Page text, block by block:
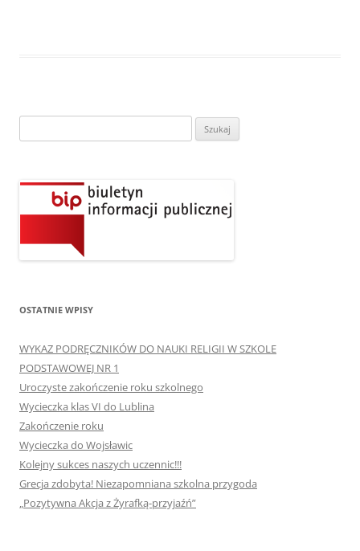
OSTATNIE WPISY
WYKAZ PODRĘCZNIKÓW DO NAUKI RELIGII W SZKOLE
PODSTAWOWEJ NR 1
Uroczyste zakończenie roku szkolnego
Wycieczka klas VI do Lublina
Zakończenie roku
Wycieczka do Wojsławic
Kolejny sukces naszych uczennic!!!
Grecja zdobyta! Niezapomniana szkolna przygoda
„Pozytywna Akcja z Żyrafką-przyjaźń”